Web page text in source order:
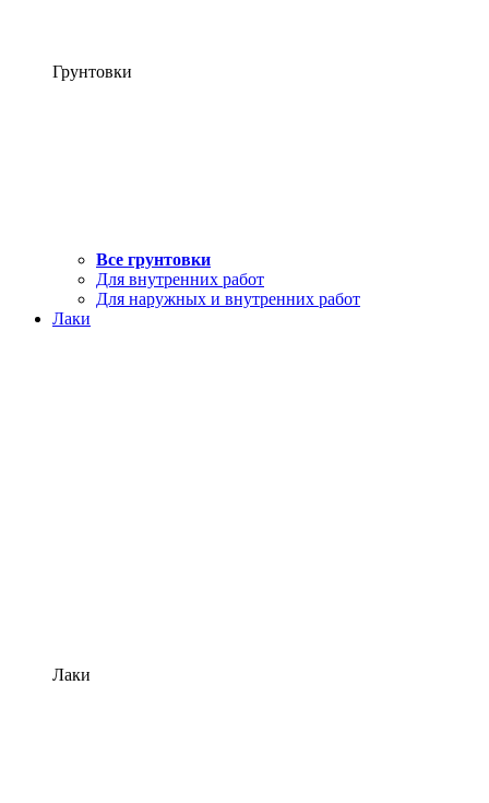
Грунтовки
Все грунтовки
Для внутренних работ
Для наружных и внутренних работ
Лаки
Лаки